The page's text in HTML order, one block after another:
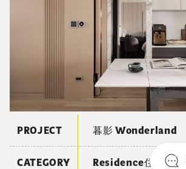
PROJECT 暮影 Wonderland
CATEGORY Residence住宅空間